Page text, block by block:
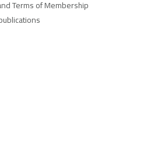
Terms of Membership